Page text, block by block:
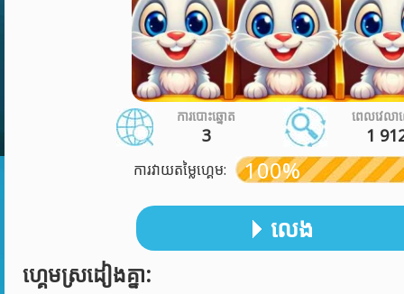
ការបោះឆ្នោត
3
ពេលវេលា
1
ការវាយតម្លៃហ្គេម: 100%
លេង
ហ្គេមស្រដៀងគ្នា: